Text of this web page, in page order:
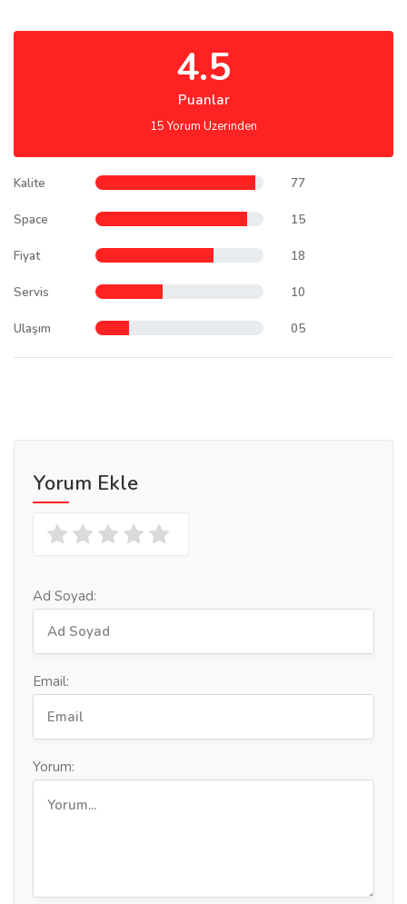
4.5
Puanlar
15 Yorum Uzerinden
Kalite 77
Space 15
Fiyat 18
Servis 10
Ulaşım 05
Yorum Ekle
Ad Soyad:
Email:
Yorum: